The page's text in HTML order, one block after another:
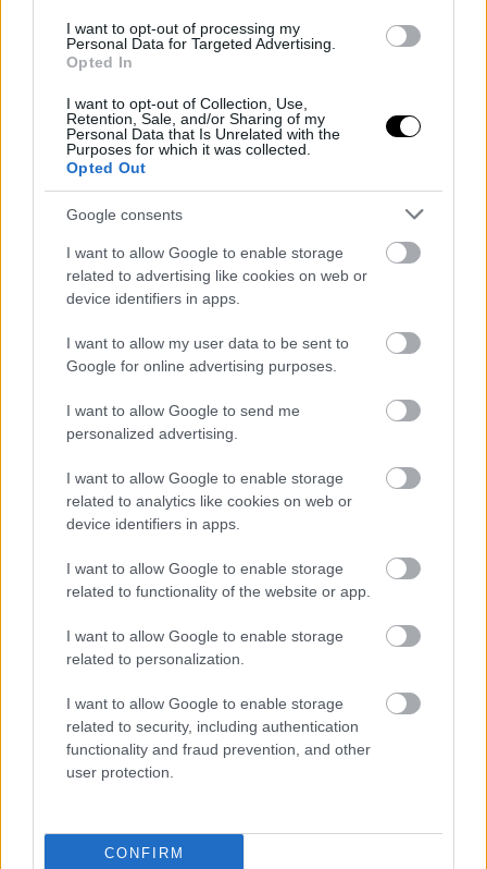
I want to opt-out of processing my
Personal Data for Targeted Advertising.
Opted In
I want to opt-out of Collection, Use,
Retention, Sale, and/or Sharing of my
Personal Data that Is Unrelated with the
Purposes for which it was collected.
Opted Out
Google consents
I want to allow Google to enable storage
related to advertising like cookies on web or
device identifiers in apps.
I want to allow my user data to be sent to
Google for online advertising purposes.
I want to allow Google to send me
personalized advertising.
I want to allow Google to enable storage
related to analytics like cookies on web or
device identifiers in apps.
I want to allow Google to enable storage
related to functionality of the website or app.
I want to allow Google to enable storage
related to personalization.
I want to allow Google to enable storage
related to security, including authentication
functionality and fraud prevention, and other
user protection.
CONFIRM